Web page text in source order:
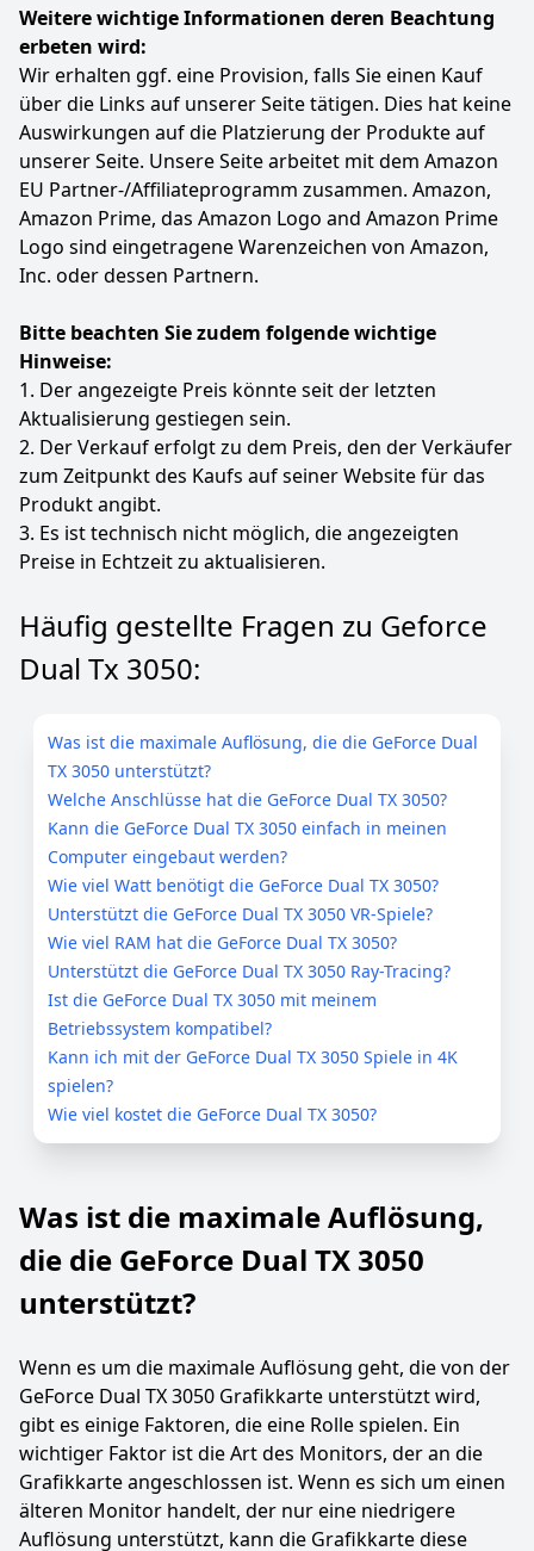
Weitere wichtige Informationen deren Beachtung
erbeten wird:
Wir erhalten ggf. eine Provision, falls Sie einen Kauf
über die Links auf unserer Seite tätigen. Dies hat keine
Auswirkungen auf die Platzierung der Produkte auf
unserer Seite. Unsere Seite arbeitet mit dem Amazon
EU Partner-/Affiliateprogramm zusammen. Amazon,
Amazon Prime, das Amazon Logo and Amazon Prime
Logo sind eingetragene Warenzeichen von Amazon,
Inc. oder dessen Partnern.
Bitte beachten Sie zudem folgende wichtige
Hinweise:
1. Der angezeigte Preis könnte seit der letzten
Aktualisierung gestiegen sein.
2. Der Verkauf erfolgt zu dem Preis, den der Verkäufer
zum Zeitpunkt des Kaufs auf seiner Website für das
Produkt angibt.
3. Es ist technisch nicht möglich, die angezeigten
Preise in Echtzeit zu aktualisieren.
Häufig gestellte Fragen zu Geforce
Dual Tx 3050:
Was ist die maximale Auflösung, die die GeForce Dual
TX 3050 unterstützt?
Welche Anschlüsse hat die GeForce Dual TX 3050?
Kann die GeForce Dual TX 3050 einfach in meinen
Computer eingebaut werden?
Wie viel Watt benötigt die GeForce Dual TX 3050?
Unterstützt die GeForce Dual TX 3050 VR-Spiele?
Wie viel RAM hat die GeForce Dual TX 3050?
Unterstützt die GeForce Dual TX 3050 Ray-Tracing?
Ist die GeForce Dual TX 3050 mit meinem
Betriebssystem kompatibel?
Kann ich mit der GeForce Dual TX 3050 Spiele in 4K
spielen?
Wie viel kostet die GeForce Dual TX 3050?
Was ist die maximale Auflösung,
die die GeForce Dual TX 3050
unterstützt?
Wenn es um die maximale Auflösung geht, die von der
GeForce Dual TX 3050 Grafikkarte unterstützt wird,
gibt es einige Faktoren, die eine Rolle spielen. Ein
wichtiger Faktor ist die Art des Monitors, der an die
Grafikkarte angeschlossen ist. Wenn es sich um einen
älteren Monitor handelt, der nur eine niedrigere
Auflösung unterstützt, kann die Grafikkarte diese